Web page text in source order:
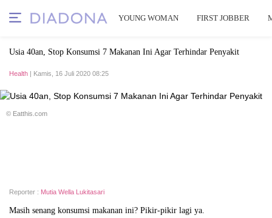
YOUNG WOMAN FIRST JOBBER
Usia 40an, Stop Konsumsi 7 Makanan Ini Agar Terhindar Penyakit
Health | Kamis, 16 Juli 2020 08:25
© Eatthis.com
Reporter : Mutia Wella Lukitasari
Masih senang konsumsi makanan ini? Pikir-pikir lagi ya.